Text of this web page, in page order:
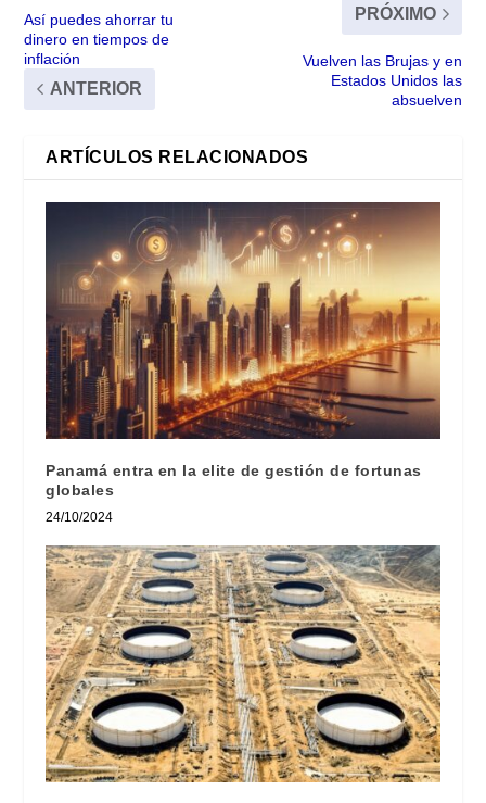
Así puedes ahorrar tu
dinero en tiempos de
inflación
ANTERIOR
PRÓXIMO
Vuelven las Brujas y en
Estados Unidos las
absuelven
ARTÍCULOS RELACIONADOS
Panamá entra en la elite de gestión de fortunas
globales
24/10/2024